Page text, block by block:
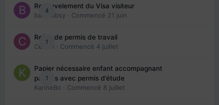
4
Renouvelement du Visa visiteur
babibubsy · Commencé 21 juin
1
Refus de permis de travail
Cedbri · Commencé 4 juillet
1
Papier nécessaire enfant accompagnant
parents avec permis d’étude
KarineBo · Commencé 8 juillet